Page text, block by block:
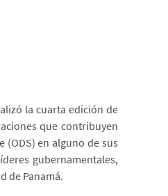
la cuarta edición de
que contribuyen
en alguno de sus
gubernamentales,
de Panamá.